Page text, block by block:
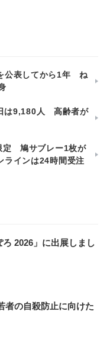
公表してから1年 ね
は9,180人 高齢者が
定 鳩サブレー1枚が
ラインは24時間受注
ろ 2026」に出展しまし
者の自殺防止に向けた